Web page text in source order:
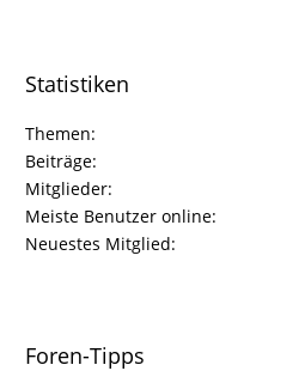
Statistiken
Themen
Beiträge
Mitglieder
Meiste Benutzer online
Neuestes Mitglied
Foren-Tipps